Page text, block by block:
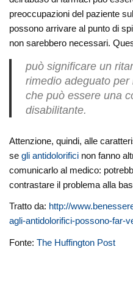
preoccupazioni del paziente
possono arrivare al punto di
non sarebbero necessari.
può significare un
rimedio adeguato
che può essere una
disabilitante.
Attenzione, quindi, alle
segli antidolorifici non fanno
comunicarlo al medico:
contrastare il problema alla
Tratto da: http://
agli-antidolorifici-possono-far-
Fonte:The Huffington Post